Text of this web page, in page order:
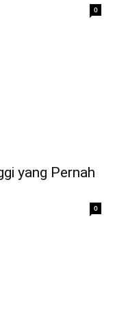
0
yang Pernah
0